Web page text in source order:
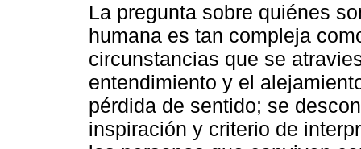
La pregunta sobre quiénes
humana es tan compleja
circunstancias que se
entendimiento y el
pérdida de sentido; se
inspiración y criterio de